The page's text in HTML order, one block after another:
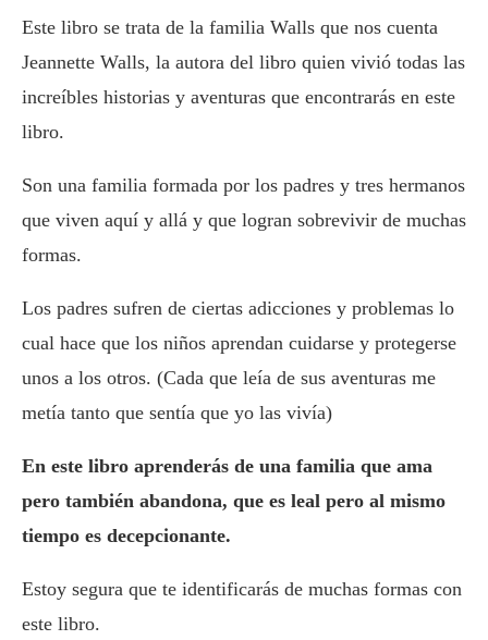
Este libro se trata de la familia Walls que nos cuenta
Jeannette Walls, la autora del libro quien vivió todas las
increíbles historias y aventuras que encontrarás en este
libro.
Son una familia formada por los padres y tres hermanos
que viven aquí y allá y que logran sobrevivir de muchas
formas.
Los padres sufren de ciertas adicciones y problemas lo
cual hace que los niños aprendan cuidarse y protegerse
unos a los otros. (Cada que leía de sus aventuras me
metía tanto que sentía que yo las vivía)
En este libro aprenderás de una familia que ama
pero también abandona, que es leal pero al mismo
tiempo es decepcionante.
Estoy segura que te identificarás de muchas formas con
este libro.